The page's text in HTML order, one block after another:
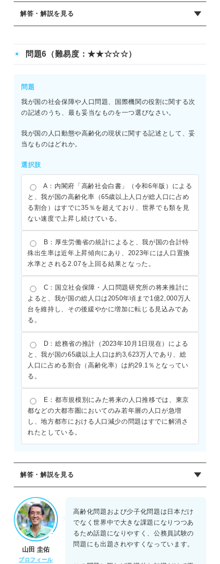
解答・解説を見る
近年の通商政策では、地政学リスクの高まりを受けて経済
安全保障の重要性が増している。特定の国への過度な依存
選択肢Cはこの方針と合致する。なお、グローバル・サウス
との連携も、多角的な供給網の構築において重要視されて
いる。
問題6（難易度：★★☆☆☆）
問題
我が国の社会保障や人口問題、国際機関の役割に関する次
の記述のうち、最も妥当なものを一つ選びなさい。
我が国の人口動態や高齢化の現状に関する記述として、妥
当なものはどれか。
選択肢
A：内閣府「高齢社会白書」（令和6年版）による
と、我が国の高齢化率（65歳以上人口が総人口に占め
る割合）はすでに35％を超えており、世界でも類を見
ない速度で上昇し続けている。
B：厚生労働省の統計によると、我が国の合計特
殊出生率は近年上昇傾向にあり、2023年には人口置換
水準とされる2.07を上回る結果となった。
C：国立社会保障・人口問題研究所の将来推計に
よると、我が国の総人口は2050年頃まで1億2,000万人
台を維持し、その後緩やかに増加に転じる見込みであ
る。
D：総務省の推計（2023年10月1日現在）による
と、我が国の65歳以上人口は約3,623万人であり、総
人口に占める割合（高齢化率）は約29.1％となってい
る。
E：都市規模別にみた将来の人口推移では、東京
都などの大都市圏においてのみ若年層の人口が急増
し、地方都市における人口減少の問題はすでに解消さ
れたとしている。
解答・解説を見る
正解：D
我が国の高齢化率は2023年時点で29.1％であり、選択肢D
の記述が妥当である。
Aは数値が高すぎる。30％を超えるのは2025年頃と予測さ
れている。
Bは不適切であり、合計特殊出生率は低下傾向にあり過去最
山田 圭佑
プロフィール
高齢化問題および少子化問題は日本だけ
でなく世界中で大きな課題になりつつあ
るため話題になりやすく、公務員試験の
問題にも出題されやすくなっています。